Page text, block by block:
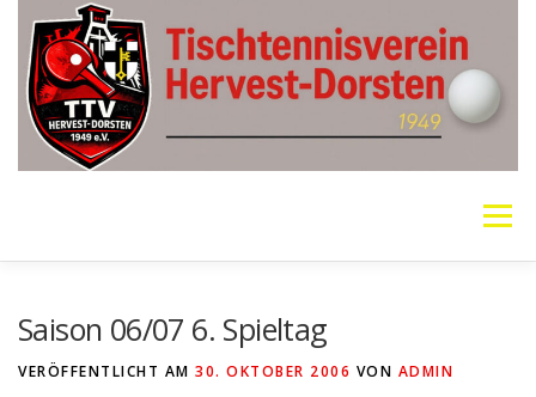
Inhalt
springen
Menü
Saison 06/07 6. Spieltag
VERÖFFENTLICHT AM 30. OKTOBER 2006 VON ADMIN